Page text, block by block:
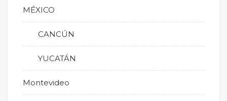
MÉXICO
CANCÚN
YUCATÁN
Montevideo